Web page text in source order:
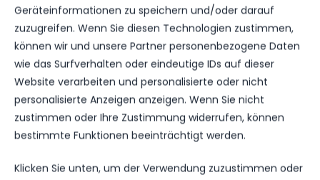
Geräteinformationen zu speichern und/oder darauf
zuzugreifen. Wenn Sie diesen Technologien zustimmen,
können wir und unsere Partner personenbezogene Daten
wie das Surfverhalten oder eindeutige IDs auf dieser
Website verarbeiten und personalisierte oder nicht
personalisierte Anzeigen anzeigen. Wenn Sie nicht
zustimmen oder Ihre Zustimmung widerrufen, können
bestimmte Funktionen beeinträchtigt werden.
Klicken Sie unten, um der Verwendung zuzustimmen oder
VORHERIGER BEITRAG
STADT UND VEREIN STEHEN
IN ZEITEN DER ENERGIEKRISE
ENG ZUSAMMEN